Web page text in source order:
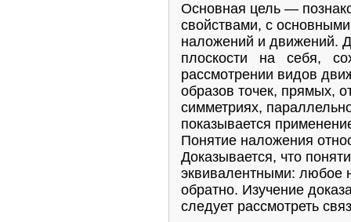
Основная цель —
свойствами, с
наложений и
плоскости на себя,
рассмотрении видов
образов точек, прямых,
симметриях,
показывается
Понятие наложения
Доказывается, что
эквивалентными: любое
обратно. Изучение
следует рассмотреть